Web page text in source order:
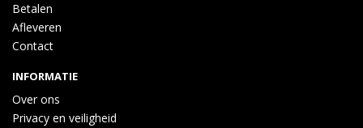
Betalen
Afleveren
Contact
INFORMATIE
Over ons
Privacy en veiligheid